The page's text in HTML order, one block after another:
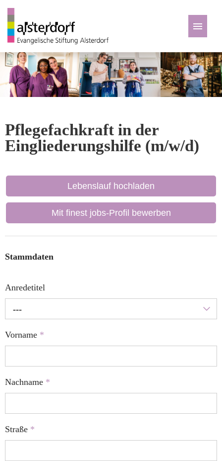
Deutsch
Zu den Jobs
Pflegefachkraft in der
Eingliederungshilfe (m/w/d)
Lebenslauf hochladen
Mit finest jobs-Profil bewerben
Stammdaten
Anredetitel
---
Vorname *
Nachname *
Straße *